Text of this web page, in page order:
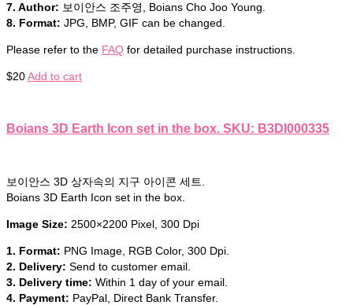
7. Author: 보이안스 조주영, Boians Cho Joo Young.
8. Format: JPG, BMP, GIF can be changed.
Please refer to the FAQ for detailed purchase instructions.
$20Add to cart
Boians 3D Earth Icon set in the box. SKU: B3DI000335
보이안스 3D 상자속의 지구 아이콘 세트.
Boians 3D Earth Icon set in the box.
Image Size: 2500×2200 Pixel, 300 Dpi
1. Format: PNG Image, RGB Color, 300 Dpi.
2. Delivery: Send to customer email.
3. Delivery time: Within 1 day of your email.
4. Payment: PayPal, Direct Bank Transfer.